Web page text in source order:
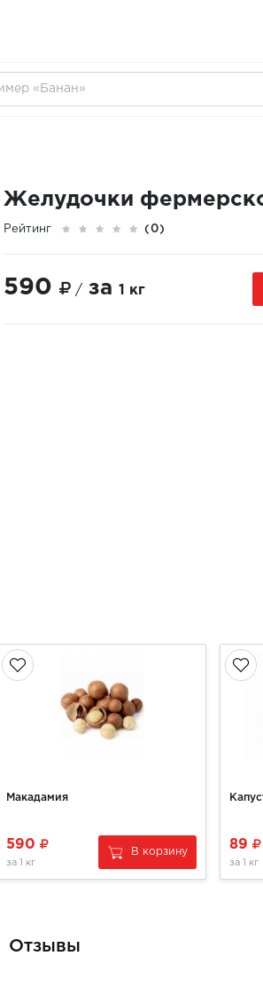
Желудочки
Рейтинг (0)
590 /за 1 кг
Макадамия
590
за 1 кг
В корзину
89
за 1 кг
Отзывы